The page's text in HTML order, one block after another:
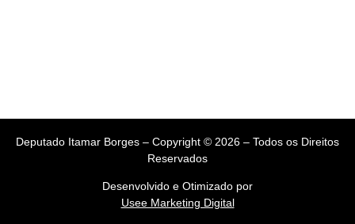
Deputado Itamar Borges – Copyright © 2026 – Todos os Direitos
Reservados
Desenvolvido e Otimizado por
Usee Marketing Digital